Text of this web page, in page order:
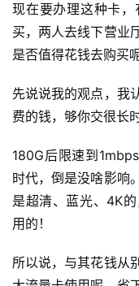
电
信
餐
通
套
餐
讯
知
现在要办理这种卡
买，两人去线下营业
是否值得花钱去购买呢
先说说我的观点，我
费的钱，够你交很长
180G后限速到
时代，倒是没啥影响
是超清、蓝光、4K
用的！
所以说，与其花钱从